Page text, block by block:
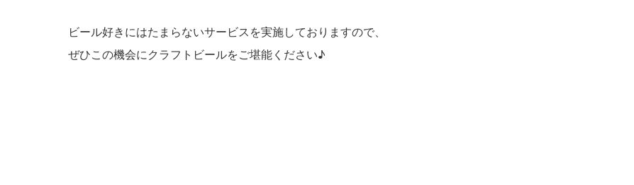
ビール好きにはたまらないサービスを実施しておりますので、
ぜひこの機会にクラフトビールをご堪能ください♪